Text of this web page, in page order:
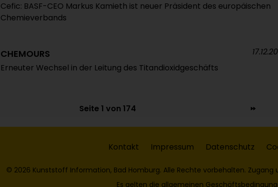
Cefic: BASF-CEO Markus Kamieth ist neuer Präsident des europäischen
Chemieverbands
CHEMOURS
Erneuter Wechsel in der Leitung des Titandioxidgeschäfts
Seite 1 von 174
Kontakt Impressum Datenschutz
© 2026 Kunststoff Information, Bad Homburg. Alle Rechte vorbehalten. Zugang
Es gelten die allgemeinen